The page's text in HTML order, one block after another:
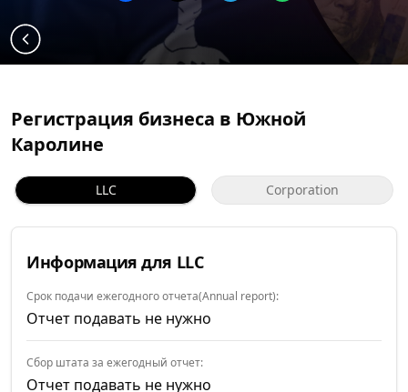
Регистрация бизнеса в Южной
Каролине
LLC Corporation
Информация для LLC
Срок подачи ежегодного отчета(Annual report):
Отчет подавать не нужно
Сбор штата за ежегодный отчет:
Отчет подавать не нужно